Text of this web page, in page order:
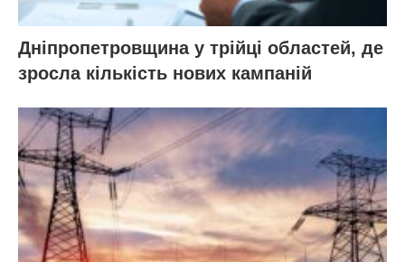
Дніпропетровщина у трійці областей, де
зросла кількість нових кампаній